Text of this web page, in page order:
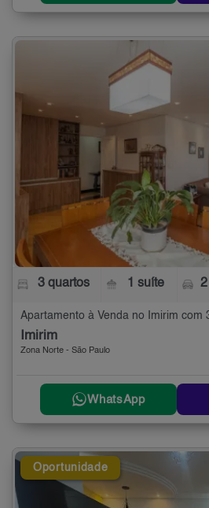
3 quartos 1 suíte
Apartamento à Venda no Imirim com
Imirim
Zona Norte - São Paulo
WhatsApp
Oportunidade